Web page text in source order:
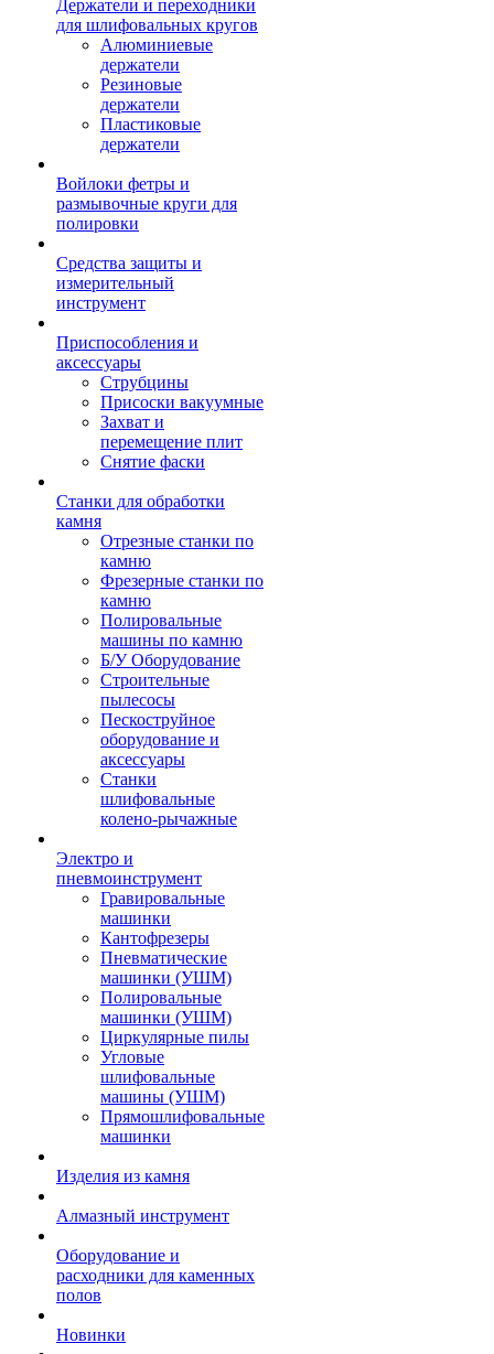
Держатели и переходники
для шлифовальных кругов
Алюминиевые
держатели
Резиновые
держатели
Пластиковые
держатели
Войлоки фетры и
размывочные круги для
полировки
Средства защиты и
измерительный
инструмент
Приспособления и
аксессуары
Струбцины
Присоски вакуумные
Захват и
перемещение плит
Снятие фаски
Станки для обработки
камня
Отрезные станки по
камню
Фрезерные станки по
камню
Полировальные
машины по камню
Б/У Оборудование
Строительные
пылесосы
Пескоструйное
оборудование и
аксессуары
Станки
шлифовальные
колено-рычажные
Электро и
пневмоинструмент
Гравировальные
машинки
Кантофрезеры
Пневматические
машинки (УШМ)
Полировальные
машинки (УШМ)
Циркулярные пилы
Угловые
шлифовальные
машины (УШМ)
Прямошлифовальные
машинки
Изделия из камня
Алмазный инструмент
Оборудование и
расходники для каменных
полов
Новинки